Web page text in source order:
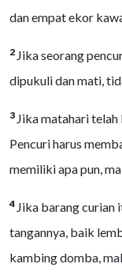
dan empat ekor
2 Jika seorang
dipukuli dan mati,
3 Jika matahari
Pencuri harus
memiliki apa pun,
4 Jika barang curian
tangannya, baik
kambing domba,